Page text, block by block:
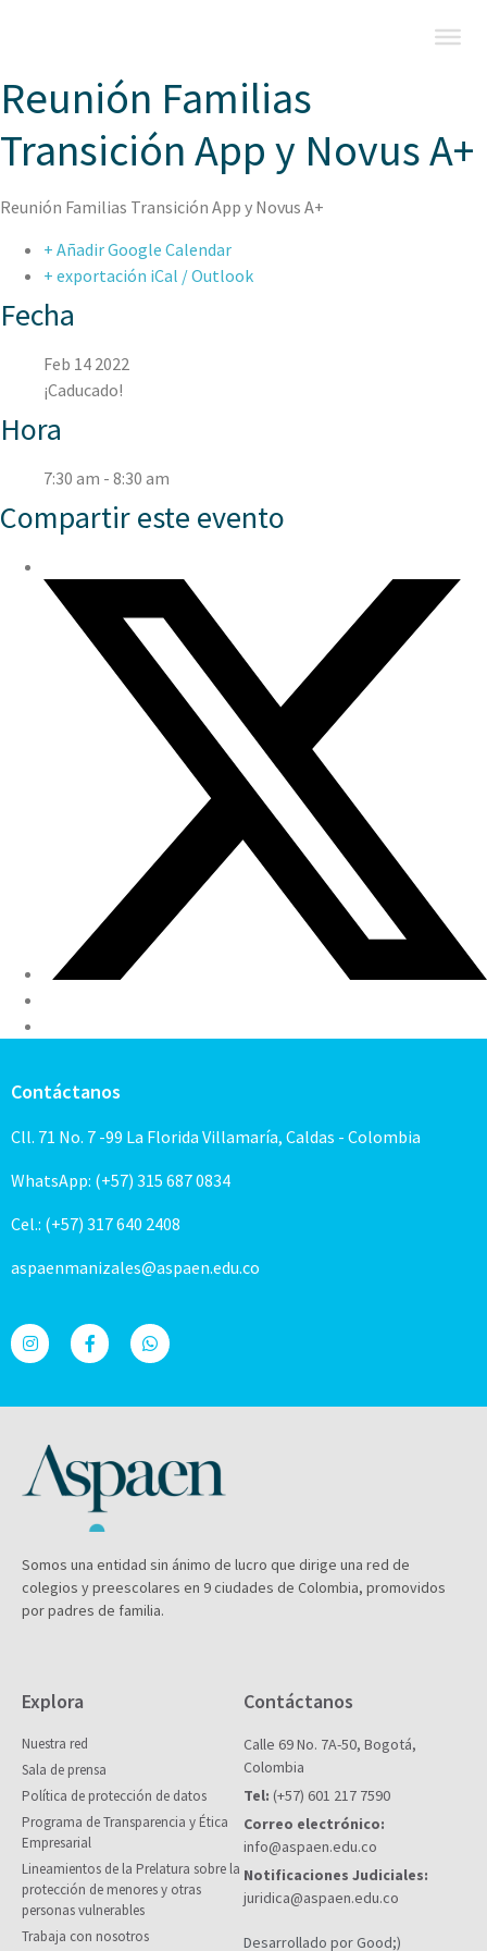
Reunión Familias
Transición App y Novus A+
Reunión Familias Transición App y Novus A+
+ Añadir Google Calendar
+ exportación iCal / Outlook
Fecha
Feb 14 2022
¡Caducado!
Hora
7:30 am - 8:30 am
Compartir este evento
Contáctanos
Cll. 71 No. 7 -99 La Florida Villamaría, Caldas - Colombia
WhatsApp: (+57) 315 687 0834
Cel.: (+57) 317 640 2408
aspaenmanizales@aspaen.edu.co
Somos una entidad sin ánimo de lucro que dirige una red de
colegios y preescolares en 9 ciudades de Colombia, promovidos
por padres de familia.
Explora
Nuestra red
Sala de prensa
Política de protección de datos
Programa de Transparencia y Ética
Empresarial
Lineamientos de la Prelatura sobre la
protección de menores y otras
personas vulnerables
Trabaja con nosotros
Contáctanos
Calle 69 No. 7A-50, Bogotá,
Colombia
Tel: (+57) 601 217 7590
Correo electrónico:
info@aspaen.edu.co
Notificaciones Judiciales:
juridica@aspaen.edu.co
Desarrollado por Good;)